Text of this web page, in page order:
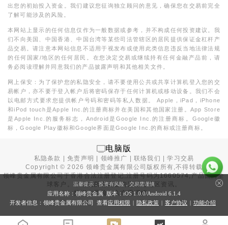
出您的初始投入资金。我们建议您征询独立顾问的意见，确保您在交易前完全
了解可能涉及的风险。
本网站上显示的任何信息仅作为一般数据或参考，并不构成任何投资建议。我
们不向美国、中国香港、中国台湾等某些司法管辖区的居民提供保证金杠杆产
品交易。请注意本网站信息不适用于视发布或使用此类信息违反当地法律法规
的任何国家/地区的任何居民。在您决定交易或继续持有任何金融产品前，请
务必阅读理解并同意我们的产品披露声明和其他相关文件。
网上保安：为了保护您的私隐安全，请不要使用公共或共享计算机登入您的交
易帐户，亦不要于登入帐户后将密码保存于任何计算机或移动设备。我们不会
以电邮方式要求您提供帐户号码和密码等私人数据。 Apple，iPad，iPhone
和iPod touch是Apple Inc.的注册商标并在美国和其他国家注册。App Store
是Apple Inc.的服务标志，Android是Google Inc.的注册商标。Google徽
标，Google Play徽标和Google界面是Google Inc.的商标或注册商标。
电脑版
私隐条款 |免责声明 | 领峰推广 |联络我们 |学习交易
Copyright © 2026 领峰贵金属有限公司版权所有,不得转载
领峰贵金属有限公司于香港合法注册登记,注册号码为1660574,产品面向全
球客户。本站内所有内容均为香港地区资讯。
投资有风险，入市需谨慎。
温馨提示：投资有风险，交易需谨慎
应用名称：领峰贵金属 版本：iOS 1.0.0/Android 6.1.4
开发者信息：领峰贵金属有限公司 查看应用权限 | 隐私政策 | 客户协议 | 功能介绍